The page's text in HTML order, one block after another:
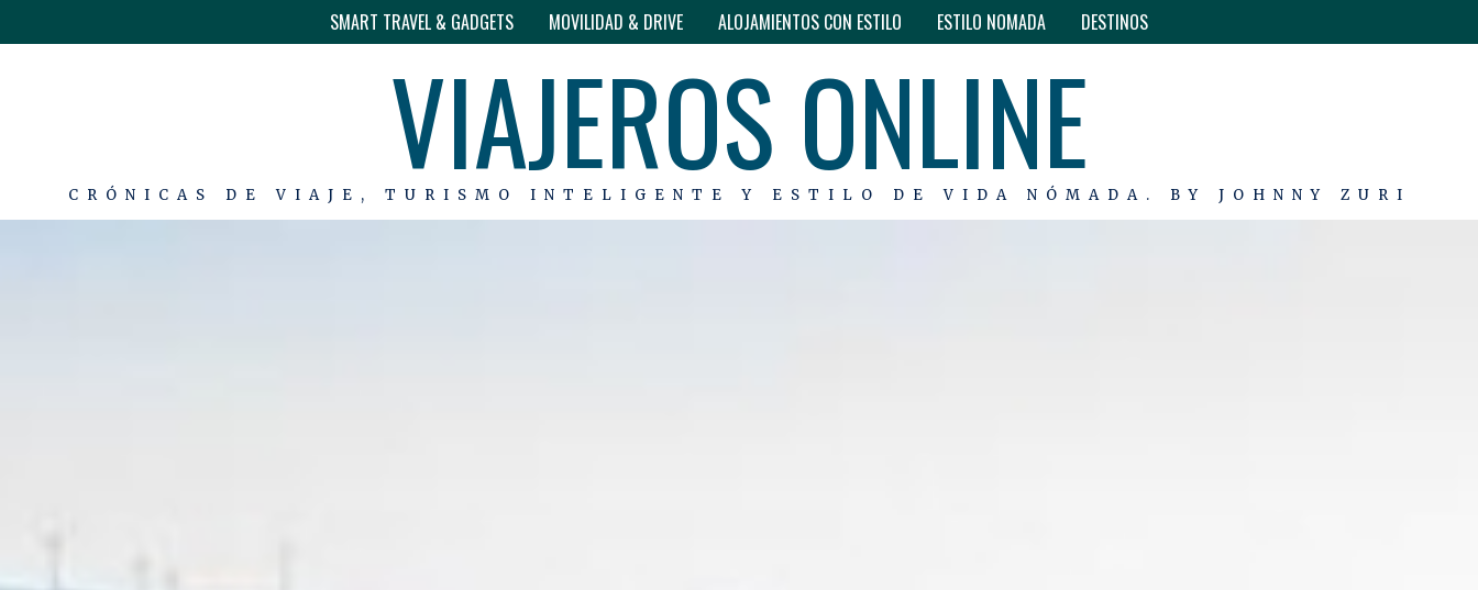
SMART TRAVEL & GADGETS MOVILIDAD & DRIVE ALOJAMIENTOS CON ESTILO ESTILO NOMADA DESTINOS
VIAJEROS ONLINE
CRÓNICAS DE VIAJE, TURISMO INTELIGENTE Y ESTILO DE VIDA NÓMADA. BY JOHNNY ZURI